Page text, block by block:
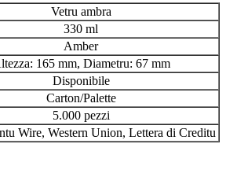
Vetru ambra
330 ml
Amber
165 mm, Diametru: 67 mm
Disponibile
Carton/Palette
5.000 pezzi
Wire, Western Union, Lettera di Creditu